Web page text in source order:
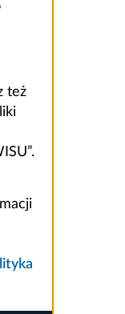
też